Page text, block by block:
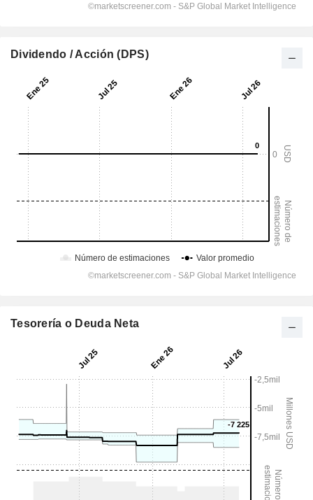
Dividendo / Acción (DPS)
Tesorería o Deuda Neta